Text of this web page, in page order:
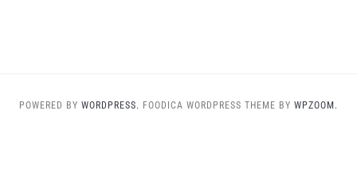
POWERED BY WORDPRESS. FOODICA WORDPRESS THEME BY WPZOOM.